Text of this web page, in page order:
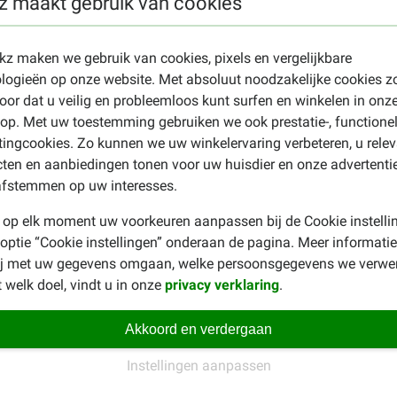
maken we gebruik van cookies, pixels en vergelijkbare
op onze website. Met absoluut noodzakelijke cookies
dat u veilig en probleemloos kunt surfen en winkelen in
Met uw toestemming gebruiken we ook prestatie-,
Zo kunnen we uw winkelervaring verbeteren, u
en aanbiedingen tonen voor uw huisdier en onze
op uw interesses.
op elk moment uw voorkeuren aanpassen bij de Cookie
“Cookie instellingen” onderaan de pagina. Meer
met uw gegevens omgaan, welke persoonsgegevens we
welk doel, vindt u in onze privacy verklaring.
Akkoord en verdergaan
Instellingen aanpassen
plantaardige bijproducten (knoflook 5%)
ruwe as (0,3%), omega-3-vetzuren (0,8%), omega-6-
een supplement in de vorm van tabletten ter bevordering
van alle producten kijkt u bij de pagina
Thea v L